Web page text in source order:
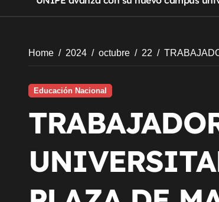
Home 2024 octubre 22
Educación Nacional